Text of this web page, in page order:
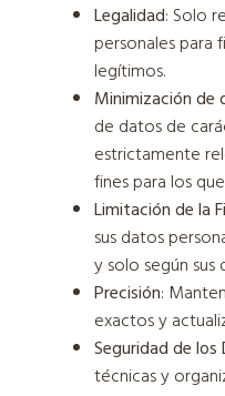
Legalidad: Solo
personales para
legítimos.
Minimización de
de datos de
estrictamente
fines para los
Limitación de la
sus datos
y solo según sus
Precisión:
exactos y
Seguridad de los
técnicas y